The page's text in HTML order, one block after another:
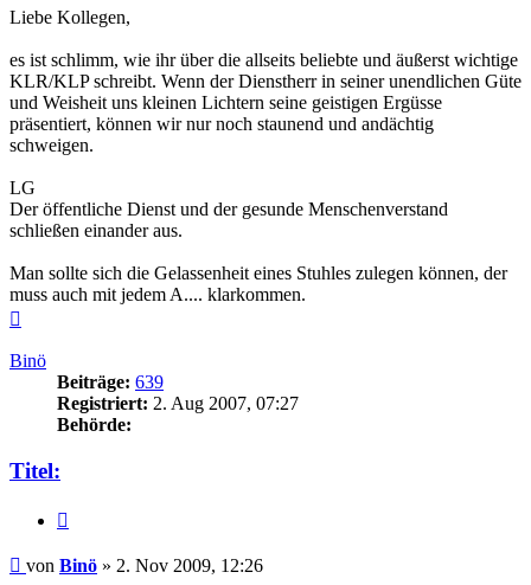
Liebe Kollegen,
es ist schlimm, wie ihr über die allseits beliebte und äußerst wichtige
KLR/KLP schreibt. Wenn der Dienstherr in seiner unendlichen Güte
und Weisheit uns kleinen Lichtern seine geistigen Ergüsse
präsentiert, können wir nur noch staunend und andächtig
schweigen.
LG
Der öffentliche Dienst und der gesunde Menschenverstand
schließen einander aus.
Man sollte sich die Gelassenheit eines Stuhles zulegen können, der
muss auch mit jedem A.... klarkommen.
Binö
Beiträge: 639
Registriert: 2. Aug 2007, 07:27
Behörde:
Titel:
Beitrag
von Binö » 2. Nov 2009, 12:26